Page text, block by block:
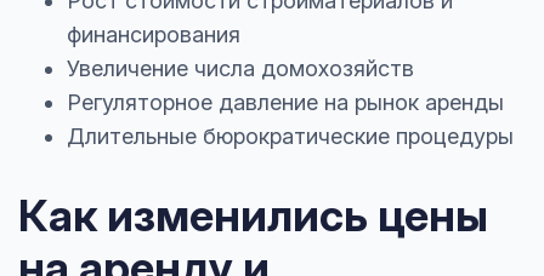
финансирования
Увеличение числа домохозяйств
Регуляторное давление на рынок аренды
Длительные бюрократические процедуры
Как изменились цены